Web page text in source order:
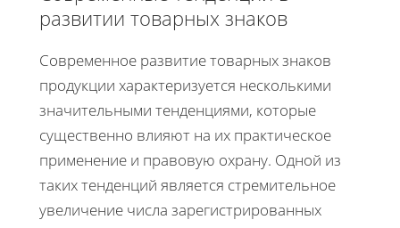
развитии товарных знаков
Современное развитие товарных знаков
продукции характеризуется несколькими
значительными тенденциями, которые
существенно влияют на их практическое
применение и правовую охрану. Одной из
таких тенденций является стремительное
увеличение числа зарегистрированных